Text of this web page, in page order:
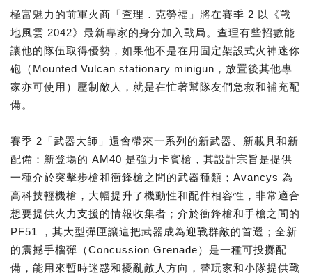
極富魅力的前軍火商「查理．克勞福」將在賽季 2 以《戰
地風雲 2042》最新專家的身分加入戰局。查理有些招數能
讓他的隊伍取得優勢，如果他不是在用固定架設式火神迷你
砲（Mounted Vulcan stationary minigun，放置後其他專
家亦可使用）壓制敵人，就是在忙著幫隊友們急救和補充配
備。
賽季 2「武器大師」還會帶來一系列的新武器、新載具和新
配備：新登場的 AM40 是強力卡賓槍，其設計宗旨是提供
一種介於突擊步槍和衝鋒槍之間的武器種類；Avancys 為
高科技輕機槍，大幅提升了機動性和配件相容性，非常適合
想要提供火力支援的情報收集者；介於衝鋒槍和手槍之間的
PF51 ，其大型彈匣讓這把武器成為迎戰群敵的首選；全新
的震撼手榴彈（Concussion Grenade）是一種可投擲配
備，能用來暫時迷惑和擾亂敵人方向，替玩家和小隊提供戰